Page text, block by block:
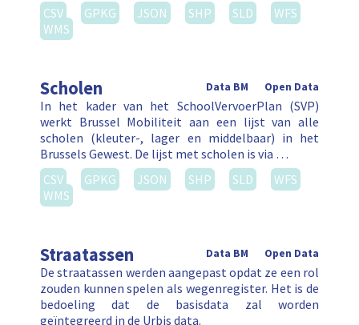
CSV
GPKG JSON SHP SLD
WFS
WMS
Scholen Open Data
Data BM
In het kader van het SchoolVervoerPlan (SVP)
werkt Brussel Mobiliteit aan een lijst van alle
scholen (kleuter-, lager en middelbaar) in het
Brussels Gewest. De lijst met scholen is via …
CSV
GPKG JSON SHP SLD
WFS
WMS
Straatassen Open Data
Data BM
De straatassen werden aangepast opdat ze een rol
zouden kunnen spelen als wegenregister. Het is de
bedoeling dat de basisdata zal worden
geïntegreerd in de Urbis data.